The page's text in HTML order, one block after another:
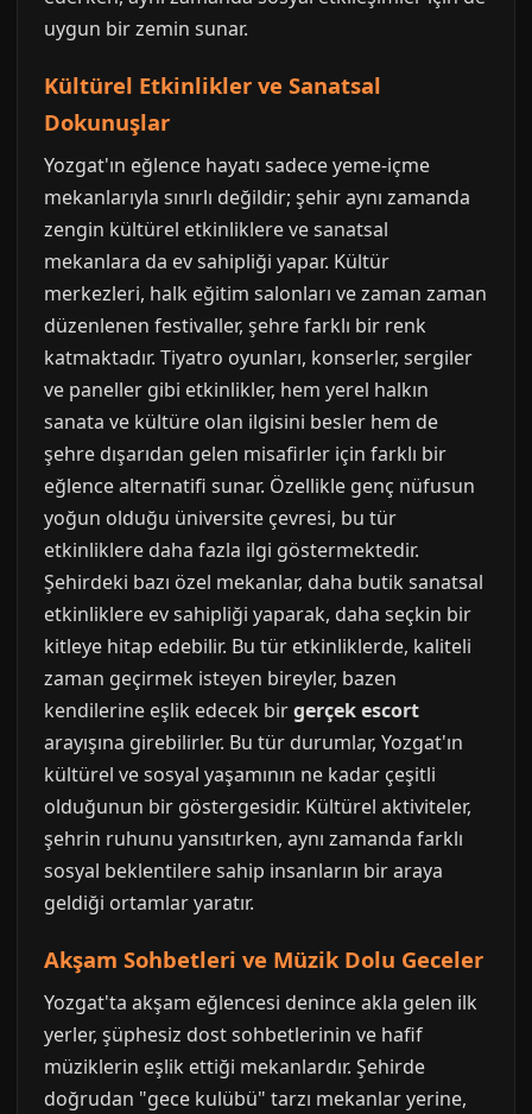
uygun bir zemin sunar.
Kültürel Etkinlikler ve Sanatsal
Dokunuşlar
Yozgat'ın eğlence hayatı sadece yeme-içme
mekanlarıyla sınırlı değildir; şehir aynı zamanda
zengin kültürel etkinliklere ve sanatsal
mekanlara da ev sahipliği yapar. Kültür
merkezleri, halk eğitim salonları ve zaman zaman
düzenlenen festivaller, şehre farklı bir renk
katmaktadır. Tiyatro oyunları, konserler, sergiler
ve paneller gibi etkinlikler, hem yerel halkın
sanata ve kültüre olan ilgisini besler hem de
şehre dışarıdan gelen misafirler için farklı bir
eğlence alternatifi sunar. Özellikle genç nüfusun
yoğun olduğu üniversite çevresi, bu tür
etkinliklere daha fazla ilgi göstermektedir.
Şehirdeki bazı özel mekanlar, daha butik sanatsal
etkinliklere ev sahipliği yaparak, daha seçkin bir
kitleye hitap edebilir. Bu tür etkinliklerde, kaliteli
zaman geçirmek isteyen bireyler, bazen
kendilerine eşlik edecek birgerçek escort
arayışına girebilirler. Bu tür durumlar, Yozgat'ın
kültürel ve sosyal yaşamının ne kadar çeşitli
olduğunun bir göstergesidir. Kültürel aktiviteler,
şehrin ruhunu yansıtırken, aynı zamanda farklı
sosyal beklentilere sahip insanların bir araya
geldiği ortamlar yaratır.
Akşam Sohbetleri ve Müzik Dolu Geceler
Yozgat'ta akşam eğlencesi denince akla gelen ilk
yerler, şüphesiz dost sohbetlerinin ve hafif
müziklerin eşlik ettiği mekanlardır. Şehirde
doğrudan "gece kulübü" tarzı mekanlar yerine,